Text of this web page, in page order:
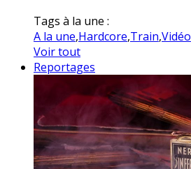
Tags à la une :
A la une,Hardcore,Train,Vidéo
Voir tout
Reportages